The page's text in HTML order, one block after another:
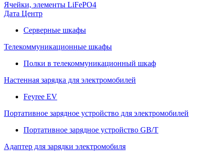
Ячейки, элементы LiFePO4
Дата Центр
Серверные шкафы
Телекоммуникационные шкафы
Полки в телекоммуникационный шкаф
Настенная зарядка для электромобилей
Feyree EV
Портативное зарядное устройство для электромобилей
Портативное зарядное устройство GB/T
Адаптер для зарядки электромобиля